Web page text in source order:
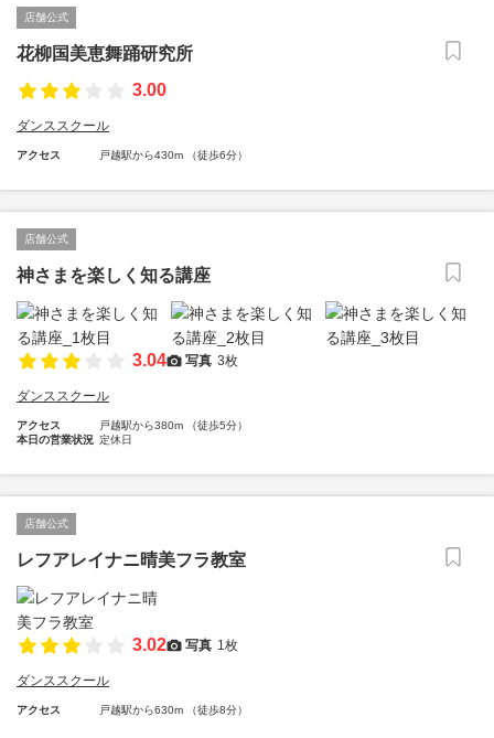
店舗公式
花柳国美恵舞踊研究所
3.00
ダンススクール
アクセス 戸越駅から430m （徒歩6分）
店舗公式
神さまを楽しく知る講座
3.04 写真 3枚
ダンススクール
アクセス
戸越駅から380m （徒歩5分）
本日の営業状況 定休日
店舗公式
レフアレイナニ晴美フラ教室
3.02 写真 1枚
ダンススクール
アクセス 戸越駅から630m （徒歩8分）